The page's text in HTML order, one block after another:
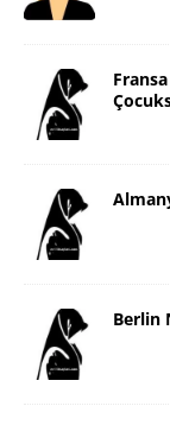
Berlin